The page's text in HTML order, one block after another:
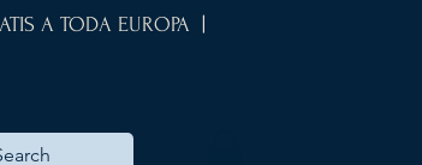
A TODA EUROPA |